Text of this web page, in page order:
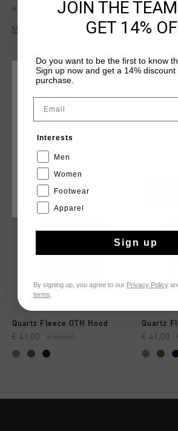
und Stil. Er besteht aus 79 % Nylon und
traegt das legendaere Cruyff C-Lowen-
Vorderseite. Ideal fur Freizeit und Alltag.
Mehr Informationen
DAS KÖNNTE IHNEN AUCH
Quartz Fleece OTH Hood
€ 41,00 € 69,95
Quartz
€ 41,00
WÄHLEN SIE IHREN STANDORT UND
CANCEL
JOIN THE
GET 14%
Do you want to be the first to know
Sign up now and get a 14%
purchase.
Interests
Men
Women
Footwear
Apparel
Sign up
By signing up, you agree to our Privacy Policy
terms